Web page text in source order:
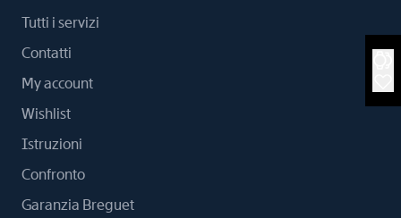
Tutti i servizi
Contatti
My account
Wishlist
Istruzioni
Confronto
Garanzia Breguet